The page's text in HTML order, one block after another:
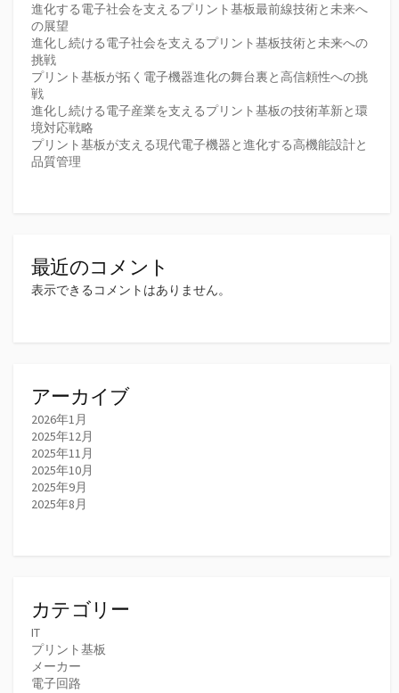
進化する電子社会を支えるプリント基板最前線技術と未来へ
の展望
進化し続ける電子社会を支えるプリント基板技術と未来への
挑戦
プリント基板が拓く電子機器進化の舞台裏と高信頼性への挑
戦
進化し続ける電子産業を支えるプリント基板の技術革新と環
境対応戦略
プリント基板が支える現代電子機器と進化する高機能設計と
品質管理
最近のコメント
表示できるコメントはありません。
アーカイブ
2026年1月
2025年12月
2025年11月
2025年10月
2025年9月
2025年8月
カテゴリー
IT
プリント基板
メーカー
電子回路